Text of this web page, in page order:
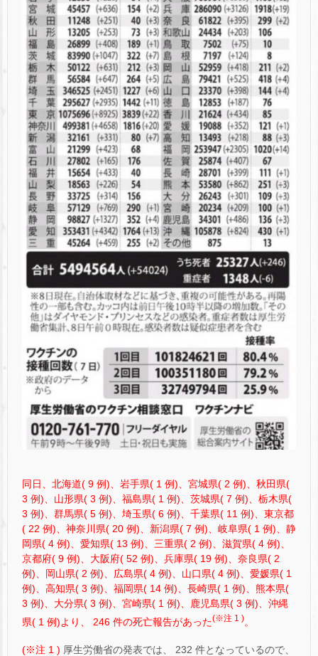
同日、北海道( 9 例)、岩手県( 1 例)、宮城県( 2 例)、秋田県(
3 例)、山形県( 3 例)、福島県( 1 例)、茨城県( 7 例)、栃木県(
3 例)、群馬県( 5 例)、埼玉県( 6 例)、千葉県( 11 例)、東京都
( 22 例)、神奈川県( 20 例)、新潟県( 7 例)、岐阜県( 1 例)、静
岡県( 4 例)、愛知県( 13 例)、三重県( 2 例)、滋賀県( 4 例)、
京都府( 9 例)、大阪府( 52 例)、兵庫県( 19 例)、奈良県( 2
例)、岡山県( 2 例)、広島県( 4 例)、山口県( 4 例)、愛媛県( 1
例)、高知県( 3 例)、福岡県( 14 例)、長崎県( 1 例)、熊本県(
3 例)、大分県( 3 例)、宮崎県( 1 例)、鹿児島県( 3 例)、沖縄
県( 1 例)より、 246 件の死亡報告があった(※注 1 )。
(※注 1 ) 厚生労働省の発表では、 232 件となっているので、